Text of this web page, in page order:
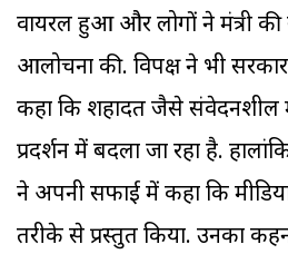
वायरल हुआ और लोगों ने मंत्री
आलोचना की. विपक्ष ने भी
कहा कि शहादत जैसे संवेदनशील
प्रदर्शन में बदला जा रहा है.
ने अपनी सफाई में कहा कि
तरीके से प्रस्तुत किया. उनका